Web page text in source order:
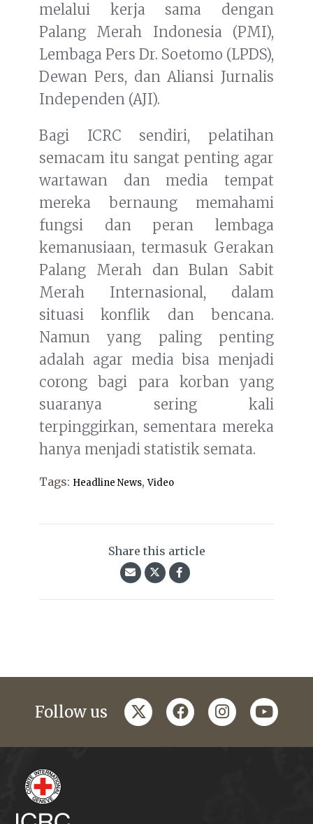
melalui kerja sama dengan
Palang Merah Indonesia (PMI),
Lembaga Pers Dr. Soetomo (LPDS),
Dewan Pers, dan Aliansi Jurnalis
Independen (AJI).
Bagi ICRC sendiri, pelatihan
semacam itu sangat penting agar
wartawan dan media tempat
mereka bernaung memahami
fungsi dan peran lembaga
kemanusiaan, termasuk Gerakan
Palang Merah dan Bulan Sabit
Merah Internasional, dalam
situasi konflik dan bencana.
Namun yang paling penting
adalah agar media bisa menjadi
corong bagi para korban yang
suaranya sering kali
terpinggirkan, sementara mereka
hanya menjadi statistik semata.
Tags: Headline News,Video
Share this article
Follow us twitterfacebookinstagramyoutube